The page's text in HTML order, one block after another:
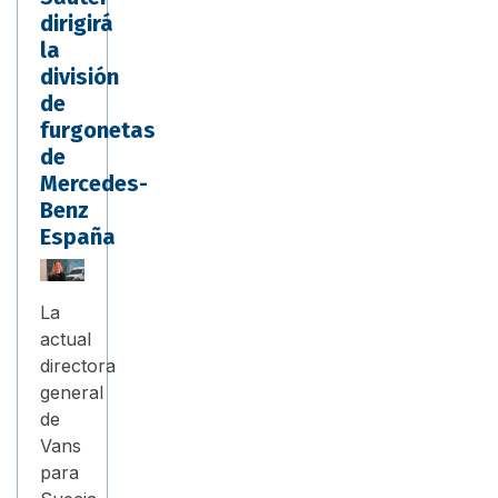
dirigirá
la
división
de
furgonetas
de
Mercedes-
Benz
España
La
actual
directora
general
de
Vans
para